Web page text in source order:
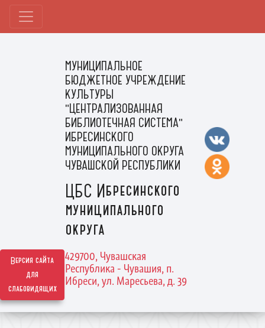
Версия сайта
для
слабовидящих
МУНИЦИПАЛЬНОЕ
БЮДЖЕТНОЕ УЧРЕЖДЕНИЕ
КУЛЬТУРЫ
"ЦЕНТРАЛИЗОВАННАЯ
БИБЛИОТЕЧНАЯ СИСТЕМА"
ИБРЕСИНСКОГО
МУНИЦИПАЛЬНОГО ОКРУГА
ЧУВАШСКОЙ РЕСПУБЛИКИ
ЦБС Ибресинского
муниципального
округа
429700, Чувашская
Республика - Чувашия, п.
Ибреси, ул. Маресьева, д. 39